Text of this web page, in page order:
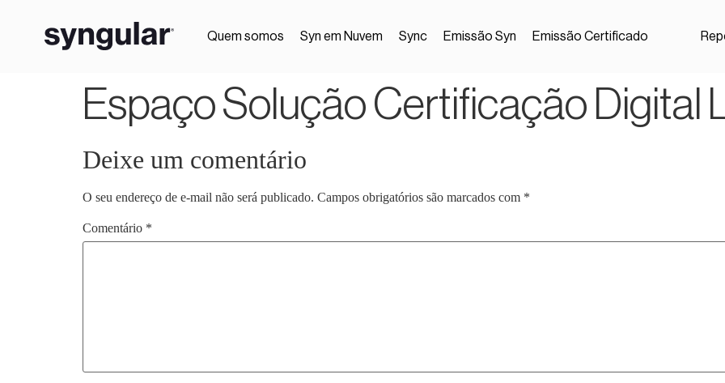
Quem somos Syn em Nuvem Sync Emissão Syn Emissão Certificado
Espaço Solução Certificação Digital
Deixe um comentário
O seu endereço de e-mail não será publicado. Campos obrigatórios são marcados com *
Comentário *